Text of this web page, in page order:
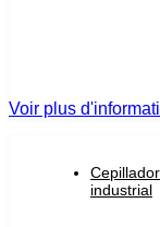
Voir plus
industrial